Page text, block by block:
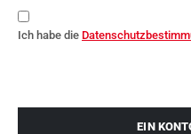
Ich habe die
EIN